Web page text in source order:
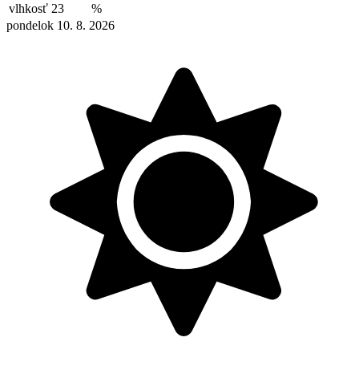
vlhkosť 23
%
pondelok 10. 8. 2026